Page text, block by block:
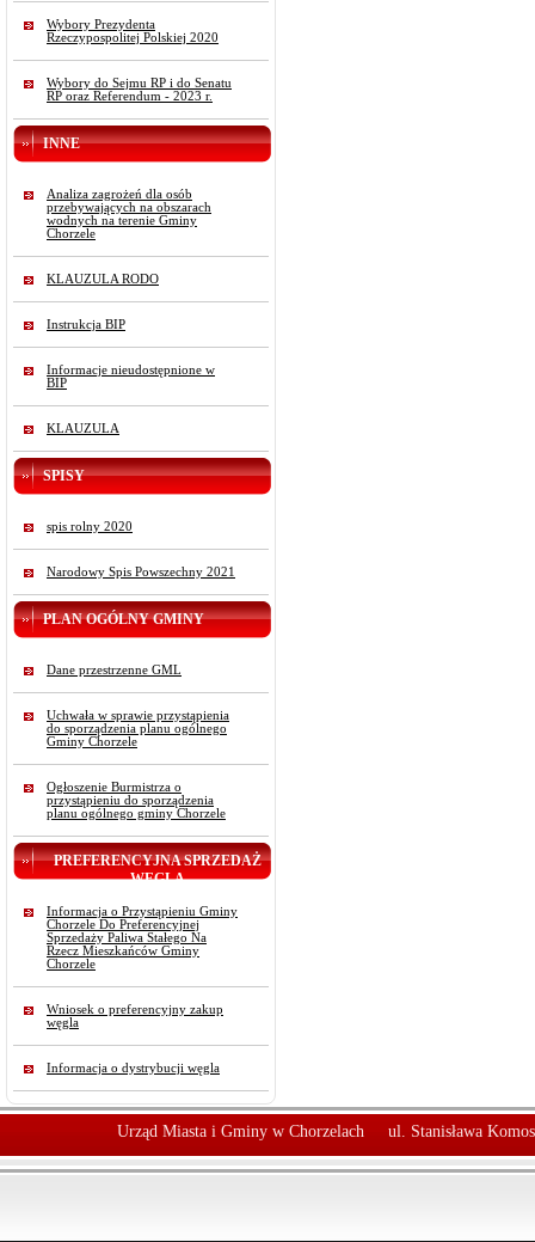
Wybory Prezydenta
Rzeczypospolitej Polskiej 2020
Wybory do Sejmu RP i do Senatu
RP oraz Referendum - 2023 r.
INNE
Analiza zagrożeń dla osób
przebywających na obszarach
wodnych na terenie Gminy
Chorzele
KLAUZULA RODO
Instrukcja BIP
Informacje nieudostępnione w
BIP
KLAUZULA
SPISY
spis rolny 2020
Narodowy Spis Powszechny 2021
PLAN OGÓLNY GMINY
Dane przestrzenne GML
Uchwała w sprawie przystąpienia
do sporządzenia planu ogólnego
Gminy Chorzele
Ogłoszenie Burmistrza o
przystąpieniu do sporządzenia
planu ogólnego gminy Chorzele
PREFERENCYJNA SPRZEDAŻ
WĘGLA
Informacja o Przystąpieniu Gminy
Chorzele Do Preferencyjnej
Sprzedaży Paliwa Stałego Na
Rzecz Mieszkańców Gminy
Chorzele
Wniosek o preferencyjny zakup
węgla
Informacja o dystrybucji węgla
Urząd Miasta i Gminy w Chorzelach ul. Stanisława